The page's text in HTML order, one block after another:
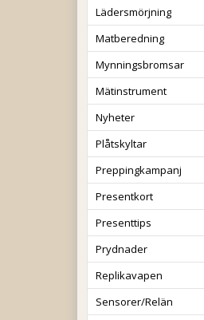
Lädersmörjning
Matberedning
Mynningsbromsar
Mätinstrument
Nyheter
Plåtskyltar
Preppingkampanj
Presentkort
Presenttips
Prydnader
Replikavapen
Sensorer/Relän